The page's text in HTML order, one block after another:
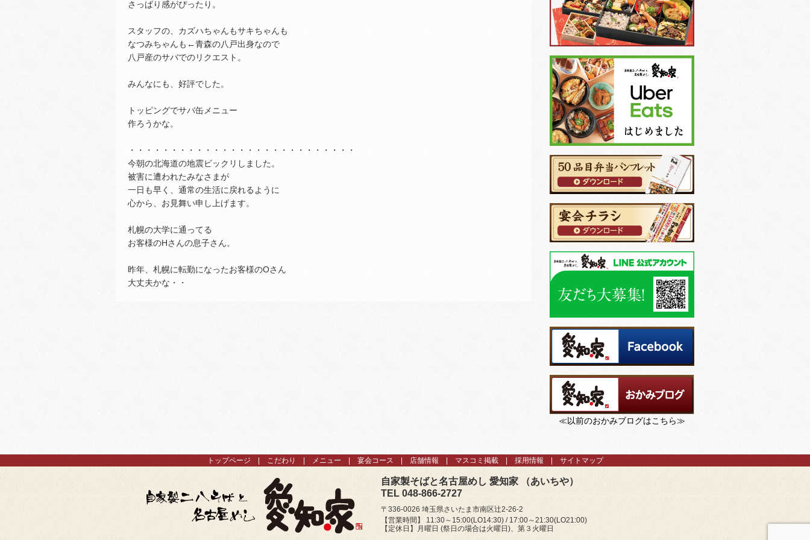
≪以前のおかみブログはこちら≫
さっぱり感がぴったり。
スタッフの、カズハちゃんもサキちゃんも
なつみちゃんも←青森の八戸出身なので
八戸産のサバでのリクエスト。
みんなにも、好評でした。
トッピングでサバ缶メニュー
作ろうかな。
・・・・・・・・・・・・・・・・・・・・・・・・・・・
今朝の北海道の地震ビックリしました。
被害に遭われたみなさまが
一日も早く、通常の生活に戻れるように
心から、お見舞い申し上げます。
札幌の大学に通ってる
お客様のHさんの息子さん。
昨年、札幌に転勤になったお客様のOさん
大丈夫かな・・
トップページ こだわり メニュー 宴会コース 店舗情報 マスコミ掲載 採用情報 サイトマップ
自家製そばと名古屋めし 愛知家 （あいちや）
TEL 048-866-2727
〒336-0026 埼玉県さいたま市南区辻2-26-2
【営業時間】 11:30～15:00(LO14:30) / 17:00～21:30(LO21:00)
【定休日】月曜日 (祭日の場合は火曜日)、第３火曜日